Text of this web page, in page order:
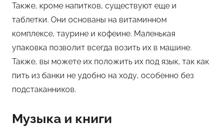
Также, кроме напитков, существуют еще и
таблетки. Они основаны на витаминном
комплексе, таурине и кофеине. Маленькая
упаковка позволит всегда возить их в машине.
Также, вы можете их положить их под язык, так как
пить из банки не удобно на ходу, особенно без
подстаканников.
Музыка и книги